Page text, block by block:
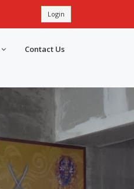
Login
Contact Us